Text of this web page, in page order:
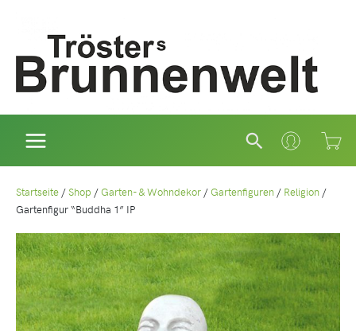
Suchen
Startseite /Shop /Garten- & Wohndekor /Gartenfiguren / Religion /
Gartenfigur “Buddha 1” IP